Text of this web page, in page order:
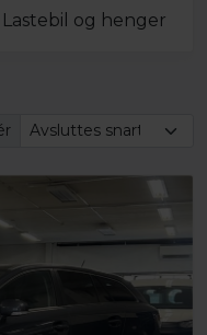
Lastebil og henger